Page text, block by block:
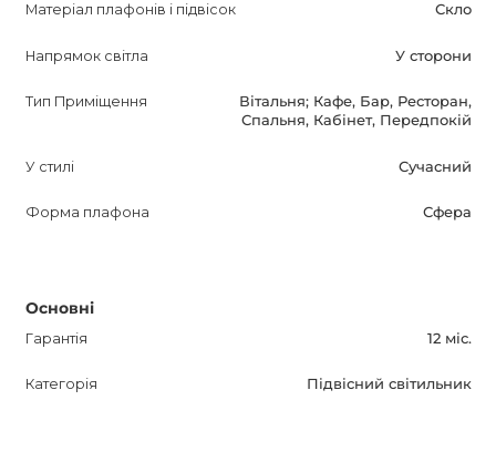
Матеріал плафонів і підвісок Скло
Напрямок світла У сторони
Тип Приміщення
Вітальня; Кафе, Бар, Ресторан,
Спальня, Кабінет, Передпокій
У стилі Сучасний
Форма плафона Сфера
Основні
Гарантія 12 міс.
Категорія Підвісний світильник